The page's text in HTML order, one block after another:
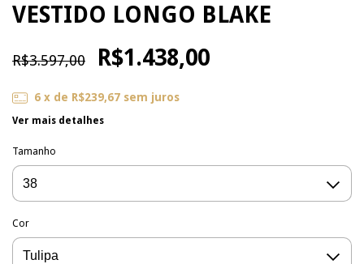
VESTIDO LONGO BLAKE
R$3.597,00 R$1.438,00
6 x de R$239,67 sem juros
Ver mais detalhes
Tamanho
Cor